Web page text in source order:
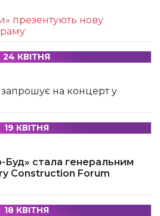
презентують нову
24 КВІТНЯ
на концерт у
19 КВІТНЯ
Буд» стала генеральним
Construction Forum
18 КВІТНЯ